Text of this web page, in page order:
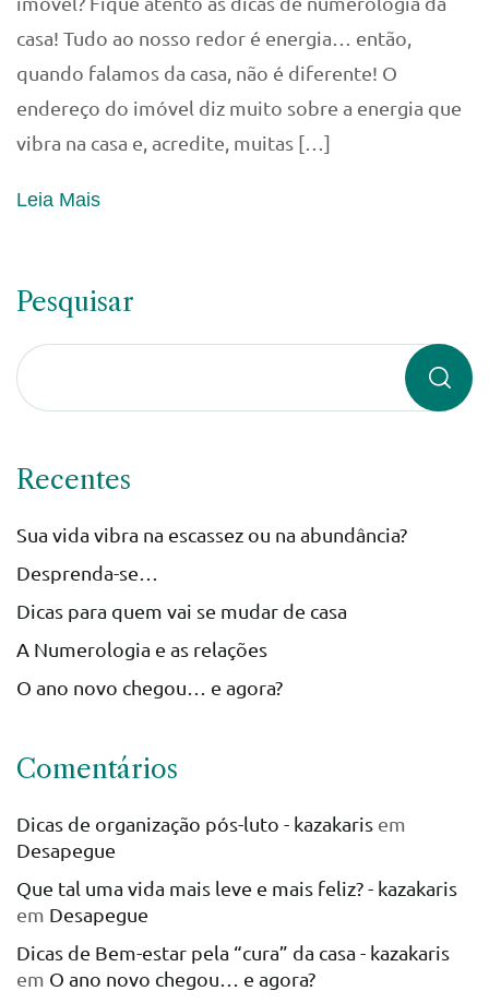
casa! Tudo ao nosso redor é energia… então,
quando falamos da casa, não é diferente! O
endereço do imóvel diz muito sobre a energia que
vibra na casa e, acredite, muitas […]
Leia Mais
Pesquisar
Recentes
Sua vida vibra na escassez ou na abundância?
Desprenda-se…
Dicas para quem vai se mudar de casa
A Numerologia e as relações
O ano novo chegou… e agora?
Comentários
Dicas de organização pós-luto - kazakaris em
Desapegue
Que tal uma vida mais leve e mais feliz? - kazakaris
em Desapegue
Dicas de Bem-estar pela “cura” da casa - kazakaris
em O ano novo chegou… e agora?